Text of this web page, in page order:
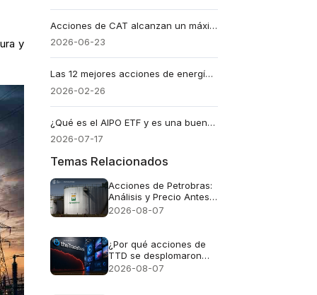
y
Acciones de CAT alcanzan un máximo histórico
2026-06-23
Las 12 mejores acciones de energía para comprar ahora mismo
2026-02-26
¿Qué es el AIPO ETF y es una buena forma de invertir en el poder de la IA?
2026-07-17
Temas Relacionados
Acciones de Petrobras:
Análisis y Precio Antes
del Reporte Financiero
2026-08-07
¿Por qué acciones de
TTD se desplomaron
casi un 30%?
2026-08-07